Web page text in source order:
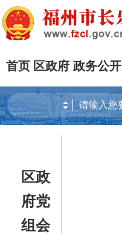
首页 区政府 政务公开
区政
府党
组会